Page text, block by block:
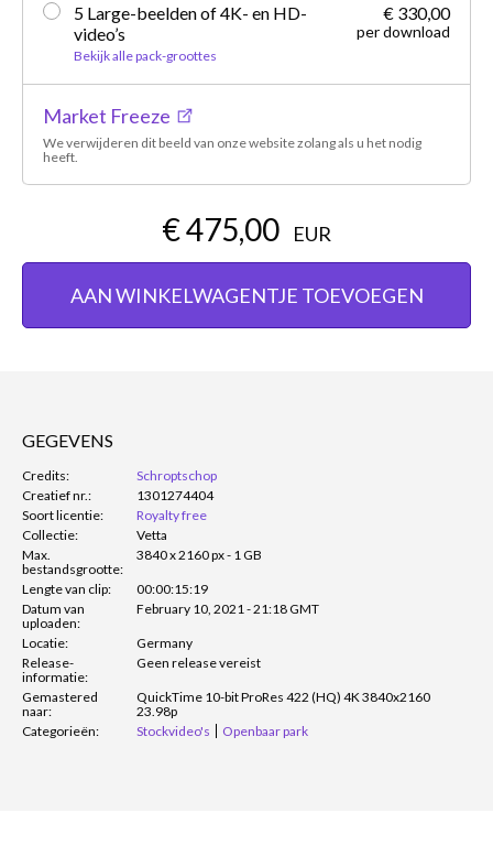
5 Large-beelden of 4K- en HD-
video’s
Bekijk alle pack-groottes
€ 330,00
per download
Market Freeze
We verwijderen dit beeld van onze website zolang als u het nodig
heeft.
€ 475,00 EUR
AAN WINKELWAGENTJE TOEVOEGEN
GEGEVENS
Credits:
Schroptschop
Creatief nr.:
1301274404
Soort licentie:
Royalty free
Collectie:
Vetta
Max.
bestandsgrootte:
3840 x 2160 px - 1 GB
Lengte van clip:
00:00:15:19
Datum van
uploaden:
February 10, 2021 - 21:18 GMT
Locatie:
Germany
Release-
informatie:
Geen release vereist
Gemastered
naar:
QuickTime 10-bit ProRes 422 (HQ) 4K 3840x2160
23.98p
Categorieën:
Stockvideo's Openbaar park